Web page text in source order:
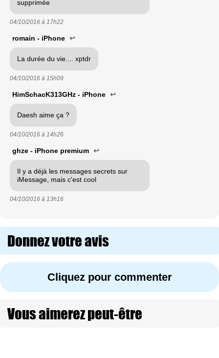
supprimée
04/10/2016 à 17h22
romain - iPhone ↩
La durée du vie.... xptdr
04/10/2016 à 15h09
HimSchacK313GHz - iPhone ↩
Daesh aime ça ?
04/10/2016 à 14h26
ghze - iPhone premium ↩
Il y a déjà les messages secrets sur
iMessage, mais c'est cool
04/10/2016 à 13h16
Donnez votre avis
Cliquez pour commenter
Vous aimerez peut-être